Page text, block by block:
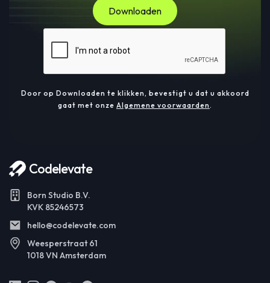
Door op Downloaden te klikken, bevestigt u dat u akkoord
gaat met onze Algemene voorwaarden .
Codelevate
Born Studio B.V.
KVK 85246573
hello@codelevate.com
Weesperstraat 61
1018 VN Amsterdam